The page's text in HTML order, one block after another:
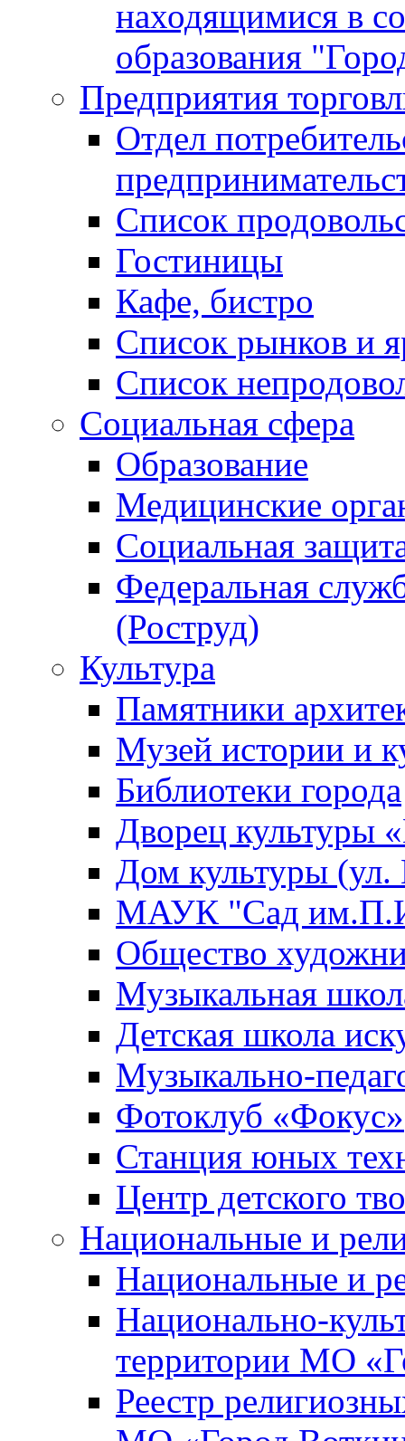
находящимися в
образования
Предприятия
Отдел
Список
Гостиницы
Кафе, бистро
Cписок рынков и
Список
Социальная сфера
Образование
Медицинские
Социальная
Федеральная
(Роструд)
Культура
Памятники
Музей истории и
Библиотеки города
Дворец культуры
Дом культуры (ул.
МАУК "Сад
Общество
Музыкальная
Детская школа
Музыкально-
Фотоклуб «Фокус»
Станция юных
Центр детского
Национальные и
Национальные и
Национально-
территории МО
Реестр